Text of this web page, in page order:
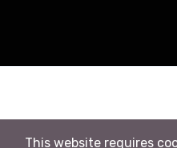
This website requires